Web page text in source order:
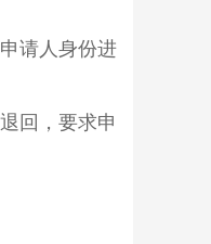
请人身份进
回，要求申